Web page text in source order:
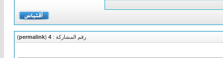
رقم المشاركة : 4
(
permalink
)